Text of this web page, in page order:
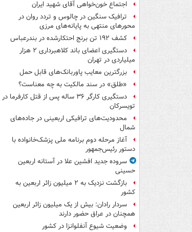
اجتماع خون‌خواهی آقای شهید ایران
ترافیک سنگین در چالوس و تردد روان در
محورهای منتهی به پایانه‌های مرزی
کشف ۱۹۲ تن برنج احتکارشده در بندرعباس
دستگیری اعضای باند کلاهبرداری ۲ هزار
میلیاردی در تهران
بزرگترین معایب پاوربانک‌های قابل حمل
«طلق» در سند مالکیت به چه معناست؟
دستگیری کارگر ۳۶ ساله پس از قتل کارفرما در
تویسرکان
محدودیت‌های ترافیکی اربعینی در جاده‌های
شمال‌
آغاز مرحله دوم برنامه ملی پزشک‌خانواده با
دستور رئیس‌جمهور
سروده جدید افشین علا در آستانه اربعین
حسینی
بازگشت نزدیک به ۲ میلیون زائر اربعین به
کشور
سردار رادان: بیش از یک میلیون زائر اربعین
همچنان در عراق حضور دارند
وضعیت شیوع آنفلوانزا در کشور